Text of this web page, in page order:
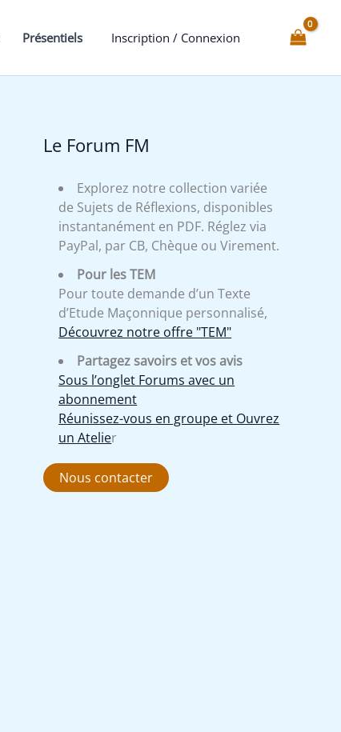
Présentiels Inscription / Connexion
Le Forum FM
Explorez notre collection variée
de Sujets de Réflexions, disponibles
instantanément en PDF. Réglez via
PayPal, par CB, Chèque ou Virement.
Pour les TEM
Pour toute demande d’un Texte
d’Etude Maçonnique personnalisé,
Découvrez notre offre "TEM"
Partagez savoirs et vos avis
Sous l’onglet Forums avec un
abonnement
Réunissez-vous en groupe et Ouvrez
un Atelier
Nous contacter
d'Orient
de
idéal
sagesse